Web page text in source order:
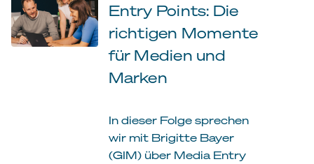
Entry Points: Die
richtigen Momente
für Medien und
Marken
In dieser Folge sprechen
wir mit Brigitte Bayer
(GIM) über Media Entry